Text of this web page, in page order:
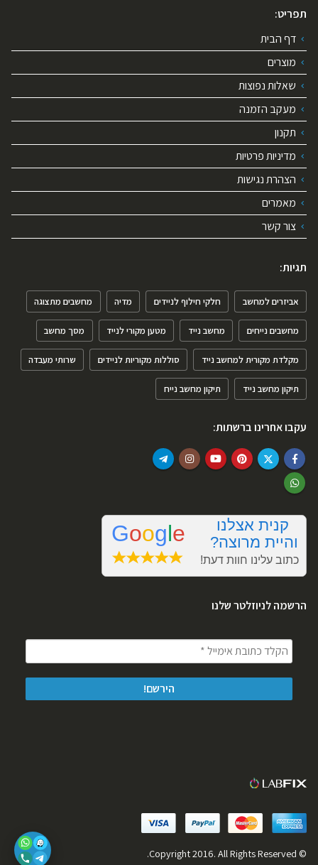
תפריט:
דף הבית
מוצרים
שאלות נפוצות
מעקב הזמנה
תקנון
מדיניות פרטיות
הצהרת נגישות
מאמרים
צור קשר
תגיות:
אביזרים למחשב חלקי חילוף לניידים מדיה מחשבים מתצוגה
מחשבים נייחים מחשב נייד מטען מקורי לנייד מסך מחשב
מקלדת מקורית למחשב נייד סוללות מקוריות לניידים שרותי מעבדה
תיקון מחשב נייד תיקון מחשב נייח
עקבו אחרינו ברשתות:
הרשמה לניוזלטר שלנו
© Copyright 2016. All Rights Reserved.